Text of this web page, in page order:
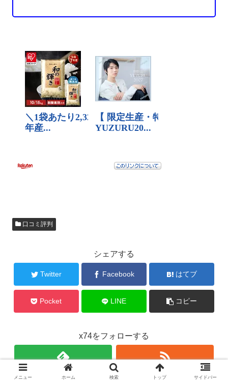
口コミ評判
シェアする
Twitter Facebook はてブ
Pocket LINE コピー
x74をフォローする
メニュー ホーム 検索 トップ サイドバー